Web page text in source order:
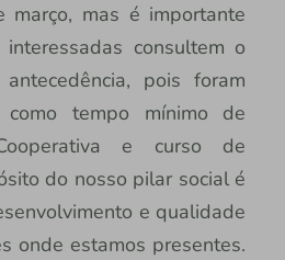
mas é importante
consultem o
pois foram
como tempo mínimo de
e curso de
do nosso pilar social é
e qualidade
onde estamos presentes.